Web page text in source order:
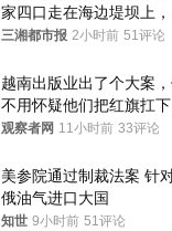
家四口走在海边堤坝上，
中9岁男孩被巨浪卷入海
三湘都市报 2小时前 51评论
越南出版业出了个大案
不用怀疑他们把红旗扛下
的决心
观察者网 11小时前 33评论
美参院通过制裁法案 针
俄油气进口大国
知世 9小时前 51评论